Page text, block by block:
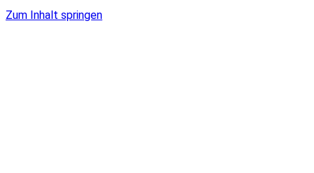
Zum Inhalt springen